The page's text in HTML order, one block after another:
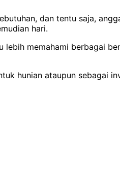
dan tentu saja,
hari.
lebih memahami berbagai
hunian ataupun sebagai